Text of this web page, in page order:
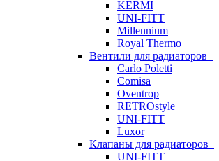
KERMI
UNI-FITT
Millennium
Royal Thermo
Вентили для радиаторов
Carlo Poletti
Comisa
Oventrop
RETROstyle
UNI-FITT
Luxor
Клапаны для радиаторов
UNI-FITT